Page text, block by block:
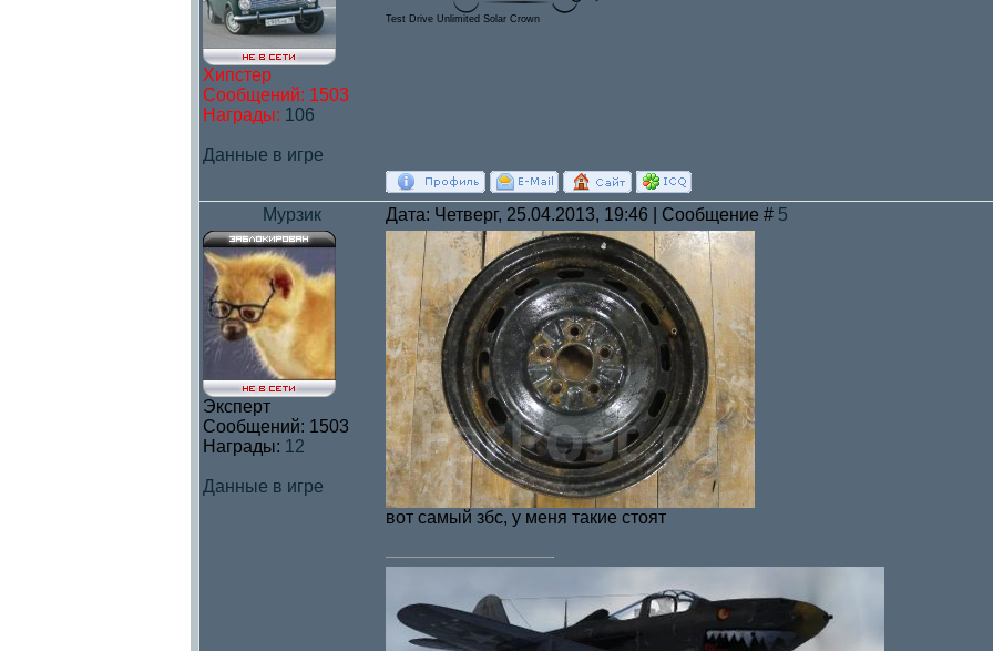
Хипстер
Сообщений: 1503
Награды: 106
Данные в игре
Test Drive Unlimited Solar Crown
Мурзик Дата: Четверг, 25.04.2013, 19:46 | Сообщение # 5
Эксперт
Сообщений: 1503
Награды: 12
Данные в игре
вот самый збс, у меня такие стоят